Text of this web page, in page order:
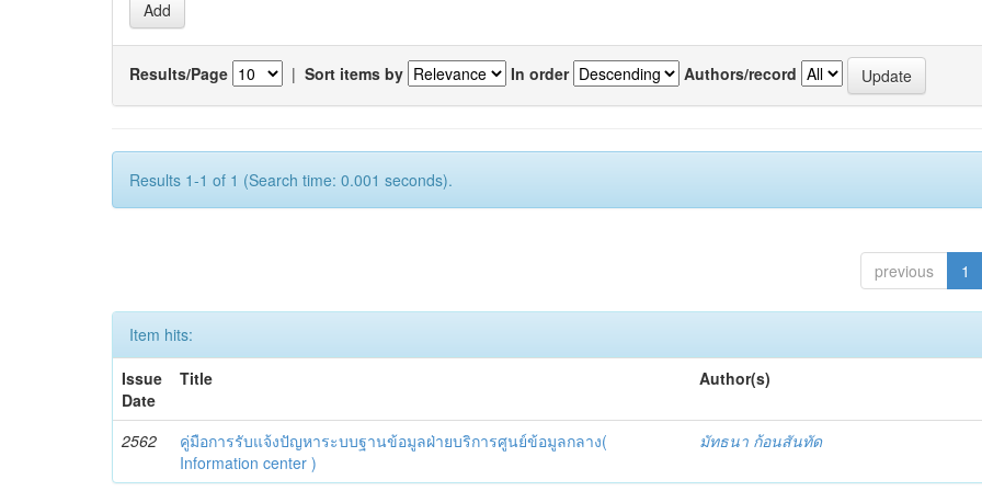
Results/Page | Sort items by In order Authors/record
Results 1-1 of 1 (Search time: 0.001 seconds).
previous 1
Item hits:
Issue
Date
Title Author(s)
2562
คู่มือการรับแจ้งปัญหาระบบฐานข้อมูลฝ่ายบริการศูนย์ข้อมูลกลาง(
Information center )
มัทธนา ก้อนสันทัด